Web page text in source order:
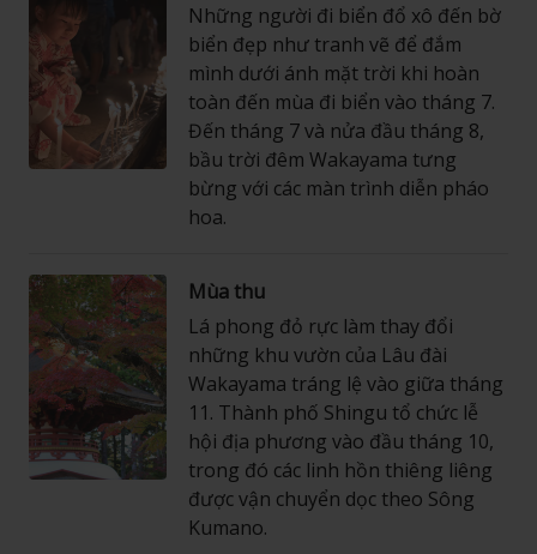
Những người đi biển đổ xô đến bờ
biển đẹp như tranh vẽ để đắm
mình dưới ánh mặt trời khi hoàn
toàn đến mùa đi biển vào tháng 7.
Đến tháng 7 và nửa đầu tháng 8,
bầu trời đêm Wakayama tưng
bừng với các màn trình diễn pháo
hoa.
Mùa thu
Lá phong đỏ rực làm thay đổi
những khu vườn của Lâu đài
Wakayama tráng lệ vào giữa tháng
11. Thành phố Shingu tổ chức lễ
hội địa phương vào đầu tháng 10,
trong đó các linh hồn thiêng liêng
được vận chuyển dọc theo Sông
Kumano.